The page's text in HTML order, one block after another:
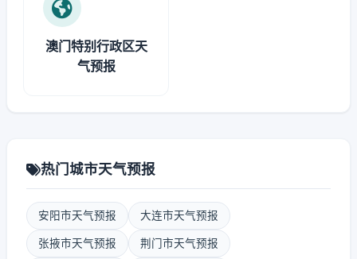
澳门特别行政区天
气预报
热门城市天气预报
安阳市天气预报 大连市天气预报
张掖市天气预报 荆门市天气预报